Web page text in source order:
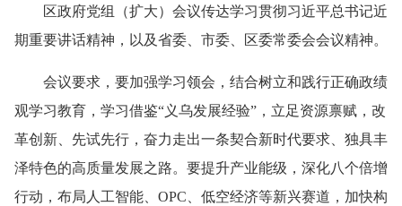
区政府党组（扩大）会议传达学习贯彻习近平总书记近
期重要讲话精神，以及省委、市委、区委常委会会议精神。
会议要求，要加强学习领会，结合树立和践行正确政绩
观学习教育，学习借鉴“义乌发展经验”，立足资源禀赋，改
革创新、先试先行，奋力走出一条契合新时代要求、独具丰
泽特色的高质量发展之路。要提升产业能级，深化八个倍增
行动，布局人工智能、OPC、低空经济等新兴赛道，加快构